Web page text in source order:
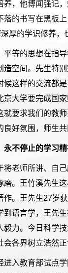
，他博闻强记
的书写在黑板
厚的学识修养，
等的思想在指
空间。先生特
这样的交流都
大学要完成国
要求我们的教
好氛围，师生共
不停止的学习
老师所讲、自
。王竹溪先生
。王先生27岁
语言学，王先
力。今日科学
各界树立浩然
入教育部试点